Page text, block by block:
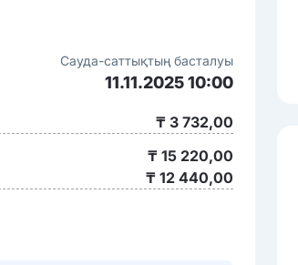
Сауда-саттықтың басталуы
11.11.2025 10:00
₸ 3 732,00
₸ 15 220,00
₸ 12 440,00